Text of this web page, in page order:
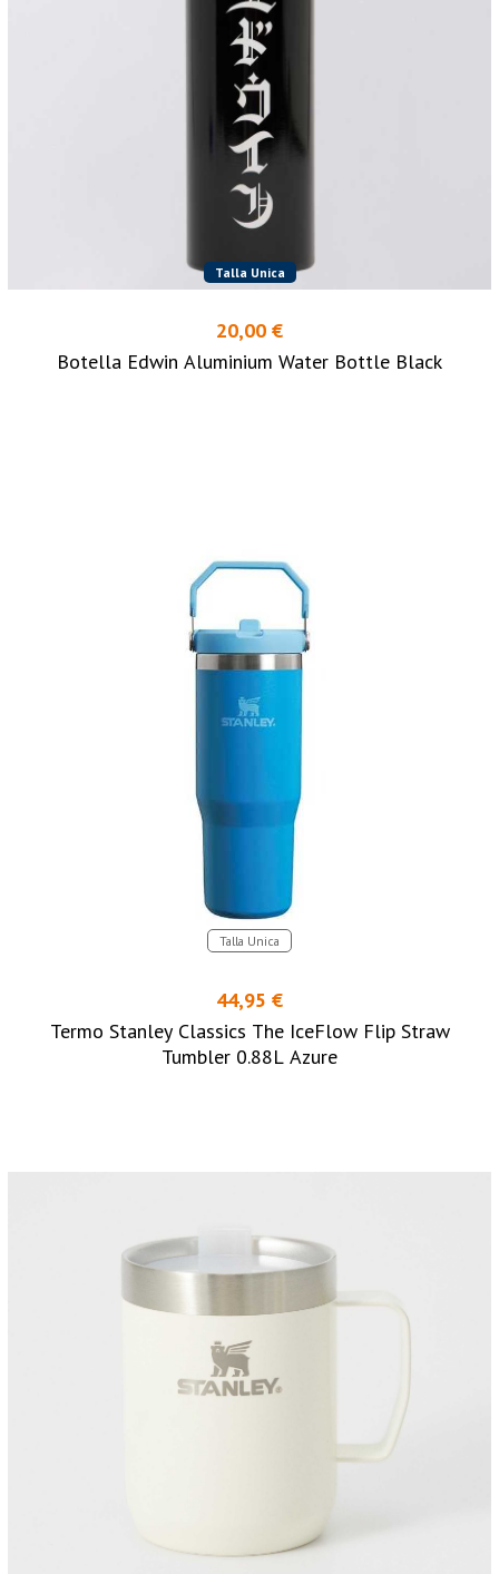
Talla Unica
20,00 €
Botella Edwin Aluminium Water Bottle Black
Talla Unica
44,95 €
Termo Stanley Classics The IceFlow Flip Straw
Tumbler 0.88L Azure